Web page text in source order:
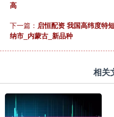
高
下一篇： 启恒配资 我国高纬度特
纳市_内蒙古_新品种
相关